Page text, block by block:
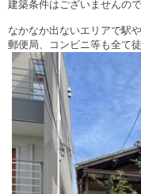
建築条件はございませんの
なかなか出ないエリアで駅
郵便局、コンビニ等も全て